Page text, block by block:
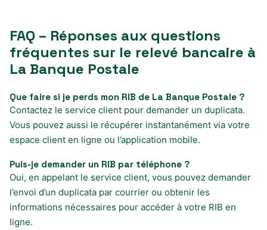
FAQ – Réponses aux questions
fréquentes sur le relevé bancaire à
La Banque Postale
Que faire si je perds mon RIB de La Banque Postale ?
Contactez le service client pour demander un duplicata.
Vous pouvez aussi le récupérer instantanément via votre
espace client en ligne ou l’application mobile.
Puis-je demander un RIB par téléphone ?
Oui, en appelant le service client, vous pouvez demander
l’envoi d’un duplicata par courrier ou obtenir les
informations nécessaires pour accéder à votre RIB en
ligne.